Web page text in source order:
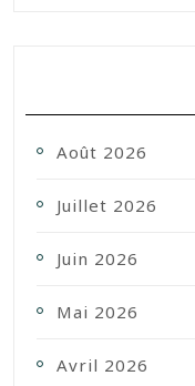
Août 2026
Juillet 2026
Juin 2026
Mai 2026
Avril 2026